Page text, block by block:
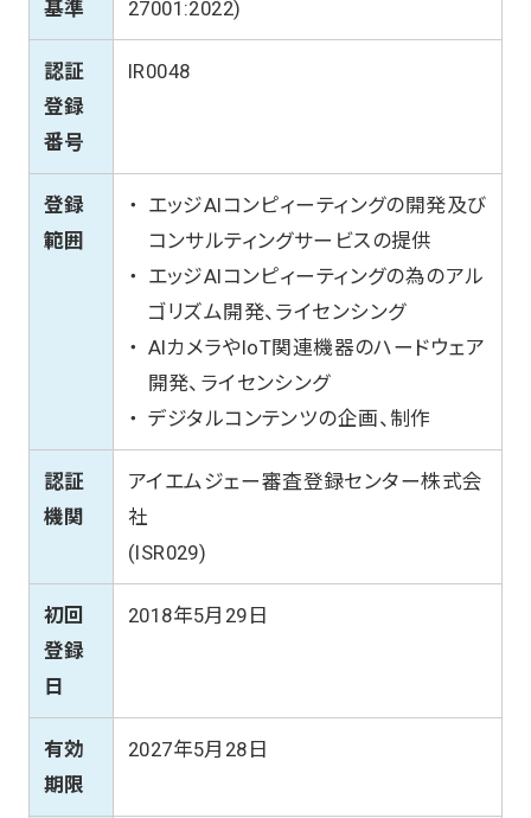
基準
27001:2022)
認証
登録
番号
IR0048
登録
範囲
エッジAIコンピィーティングの開発及び
コンサルティングサービスの提供
エッジAIコンピィーティングの為のアル
ゴリズム開発、ライセンシング
AIカメラやIoT関連機器のハードウェア
開発、ライセンシング
デジタルコンテンツの企画、制作
認証
機関
アイエムジェー審査登録センター株式会
社
(ISR029)
初回
登録
日
2018年5月29日
有効
期限
2027年5月28日